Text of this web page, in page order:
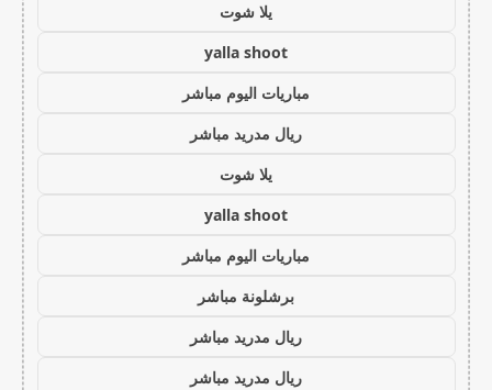
يلا شوت
yalla shoot
مباريات اليوم مباشر
ريال مدريد مباشر
يلا شوت
yalla shoot
مباريات اليوم مباشر
برشلونة مباشر
ريال مدريد مباشر
ريال مدريد مباشر